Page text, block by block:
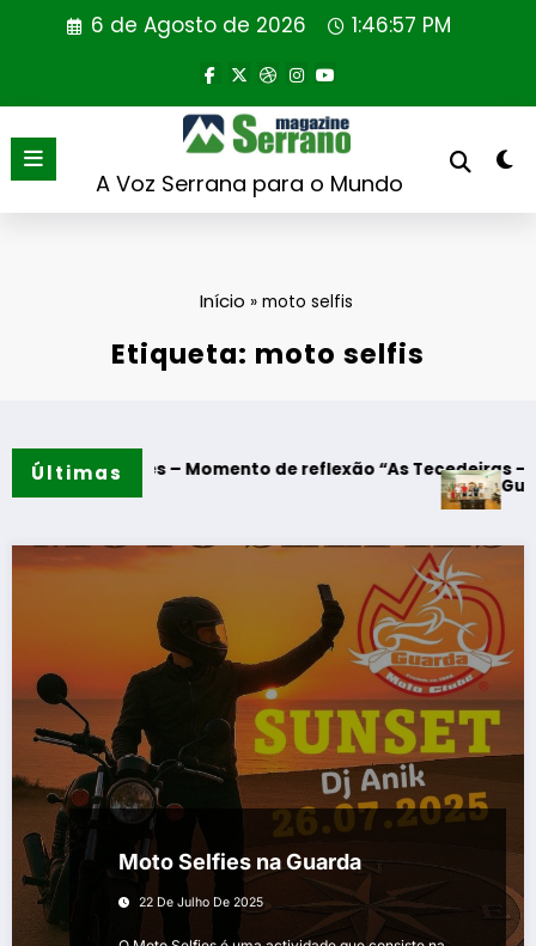
6 de Agosto de 2026 1:46:58 PM
A Voz Serrana para o Mundo
Início » moto selfis
Etiqueta: moto selfis
Últimas
– Momento de reflexão “As Tecedeiras – Uma
Guarda –
Moto Selfies na Guarda
22 De Julho De 2025